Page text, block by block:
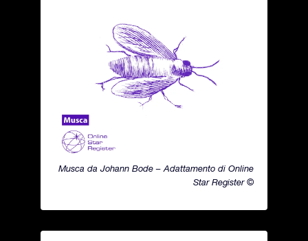
Musca da Johann Bode – Adattamento di Online
Star Register ©